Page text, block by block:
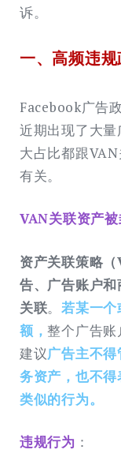
诉。
一、高频违
Facebook广告
近期出现了大
大占比都跟
有关。
VAN关联资产
资产关联策略
告、广告账户
关联。若某一
额，整个广告账
建议广告主不
务资产，也不
类似的行为。
违规行为 ：